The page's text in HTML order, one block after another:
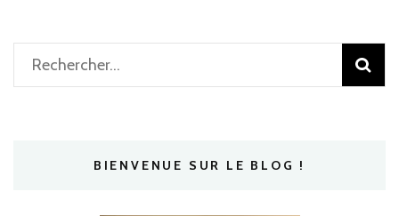
Rechercher :
BIENVENUE SUR LE BLOG !